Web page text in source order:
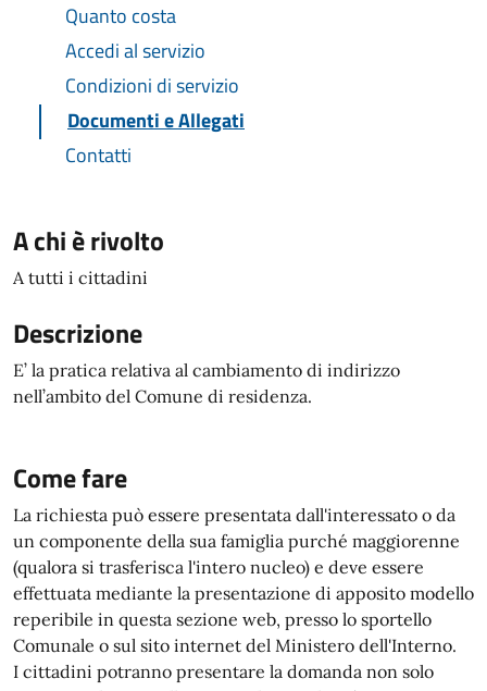
Quanto costa
Accedi al servizio
Condizioni di servizio
Documenti e Allegati
Contatti
A chi è rivolto
A tutti i cittadini
Descrizione
E’ la pratica relativa al cambiamento di indirizzo
nell’ambito del Comune di residenza.
Come fare
La richiesta può essere presentata dall'interessato o da
un componente della sua famiglia purché maggiorenne
(qualora si trasferisca l'intero nucleo) e deve essere
effettuata mediante la presentazione di apposito modello
reperibile in questa sezione web, presso lo sportello
Comunale o sul sito internet del Ministero dell'Interno.
I cittadini potranno presentare la domanda non solo